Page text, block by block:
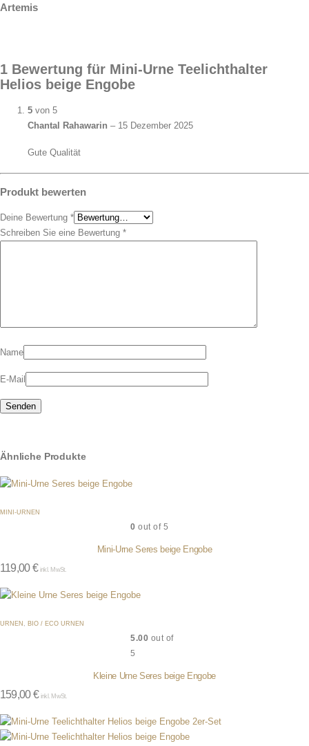
Artemis
1 Bewertung für Mini-Urne Teelichthalter
Helios beige Engobe
5 von 5
Chantal Rahawarin – 15 Dezember 2025
Gute Qualität
Produkt bewerten
Deine Bewertung *
Schreiben Sie eine Bewertung *
Name
E-Mail
Ähnliche Produkte
MINI-URNEN
0 out of 5
Mini-Urne Seres beige Engobe
119,00€ inkl. MwSt.
URNEN BIO / ECO URNEN
5.00 out of
5
Kleine Urne Seres beige Engobe
159,00€ inkl. MwSt.